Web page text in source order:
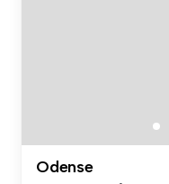
Odense